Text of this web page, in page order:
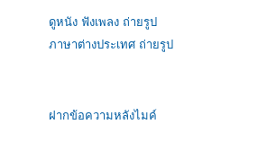
ดูหนัง ฟังเพลง ถ่ายรูป
ภาษาต่างประเทศ ถ่ายรูป
ฝากข้อความหลังไมค์